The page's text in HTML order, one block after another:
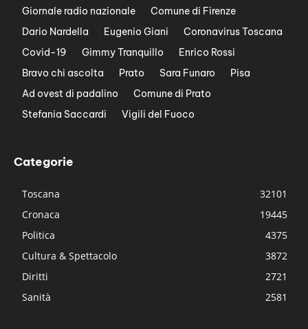
Giornale radio nazionale
Comune di Firenze
Dario Nardella
Eugenio Giani
Coronavirus Toscana
Covid-19
Gimmy Tranquillo
Enrico Rossi
Bravo chi ascolta
Prato Sara Funaro
Pisa
Ad ovest di padalino
Comune di Prato
Stefania Saccardi
Vigili del Fuoco
Categorie
Toscana
32101
Cronaca
19445
Politica
4375
Cultura & Spettacolo
3872
Diritti
2721
Sanità
2581